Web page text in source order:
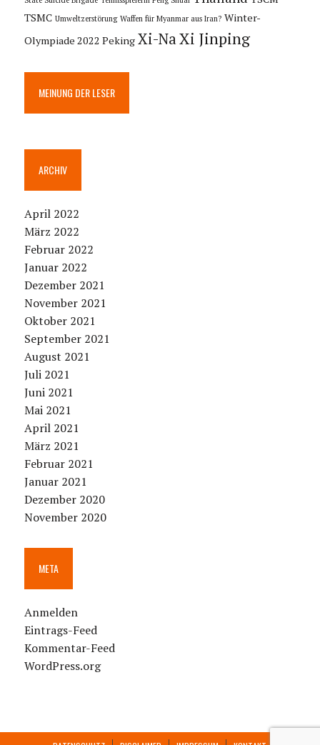
TSMC Umweltzerstörung Waffen für Myanmar aus Iran? Winter-
Olympiade 2022 Peking Xi-NaXi Jinping
MEINUNG DER LESER
ARCHIV
April 2022
März 2022
Februar 2022
Januar 2022
Dezember 2021
November 2021
Oktober 2021
September 2021
August 2021
Juli 2021
Juni 2021
Mai 2021
April 2021
März 2021
Februar 2021
Januar 2021
Dezember 2020
November 2020
META
Anmelden
Eintrags-Feed
Kommentar-Feed
WordPress.org